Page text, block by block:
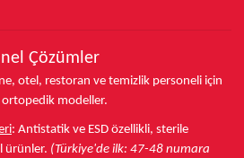
Çözümler
otel, restoran ve temizlik personeli için
ortopedik modeller.
: Antistatik ve ESD özellikli, sterile
ürünler. (Türkiye'de ilk: 47-48 numara